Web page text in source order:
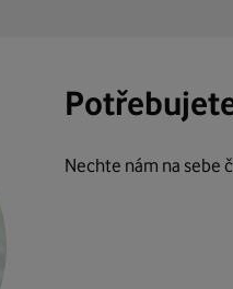
Nechte nám na sebe